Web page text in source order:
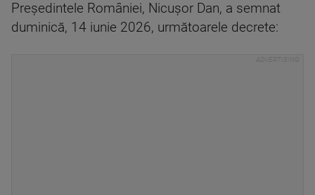
Preşedintele României, Nicuşor Dan, a semnat
duminică, 14 iunie 2026, următoarele decrete: